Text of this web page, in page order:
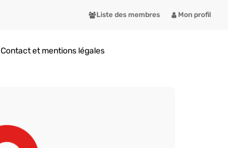
Liste des membres Mon profil
Contact et mentions légales